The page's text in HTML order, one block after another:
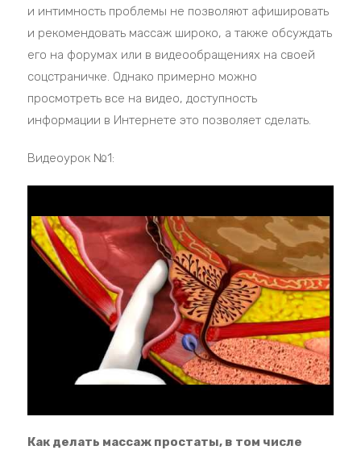
и интимность проблемы не позволяют афишировать
и рекомендовать массаж широко, а также обсуждать
его на форумах или в видеообращениях на своей
соцстраничке. Однако примерно можно
просмотреть все на видео, доступность
информации в Интернете это позволяет сделать.
Видеоурок №1:
Как делать массаж простаты, в том числе